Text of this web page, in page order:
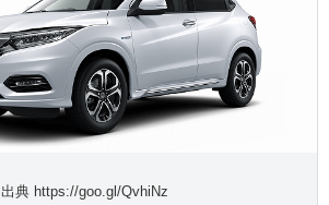
出典 https://goo.gl/QvhiNz